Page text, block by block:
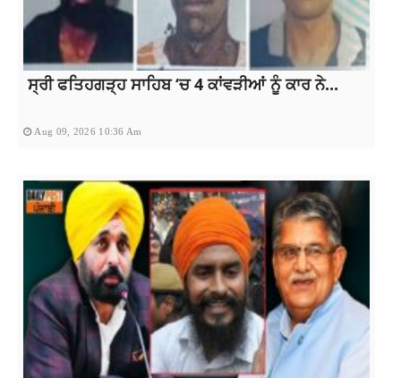
ਸ੍ਰੀ ਫਤਿਹਗੜ੍ਹ ਸਾਹਿਬ ‘ਚ 4 ਕਾਂਵੜੀਆਂ ਨੂੰ ਕਾਰ ਨੇ...
Aug 09, 2026 10:36 Am